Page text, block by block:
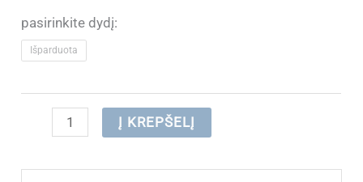
pasirinkite dydį:
Išparduota
produkto
(IŠPARDUOTA)
Į KREPŠELĮ